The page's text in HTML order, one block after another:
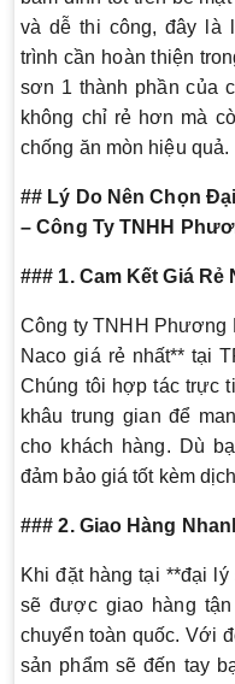
và dễ thi công, đây là
trình cần hoàn thiện
sơn 1 thành phần của
không chỉ rẻ hơn mà
chống ăn mòn hiệu quả.
## Lý Do Nên Chọn
– Công Ty TNHH
### 1. Cam Kết Giá
Công ty TNHH Phương
Naco giá rẻ nhất** tại
Chúng tôi hợp tác trực
khâu trung gian để
cho khách hàng. Dù
đảm bảo giá tốt kèm
### 2. Giao Hàng
Khi đặt hàng tại **đại
sẽ được giao hàng
chuyển toàn quốc. Với
sản phẩm sẽ đến tay